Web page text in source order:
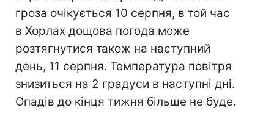
гроза очікується 10 серпня, в той час
в Хорлах дощова погода може
розтягнутися також на наступний
день, 11 серпня. Температура повітря
знизиться на 2 градуси в наступні дні.
Опадів до кінця тижня більше не буде.